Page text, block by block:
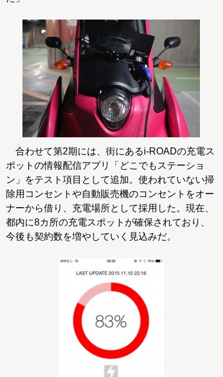
合わせて第2期には、街にあるi-ROADの充電ス
ポットの情報配信アプリ「どこでもステーショ
ン」をテスト項目として追加。使われていない掃
除用コンセントや自動販売機のコンセントをオー
ナーから借り、充電場所として採用した。現在、
都内に8カ所の充電スポットが確保されており、
今後も契約数を増やしていく見込みだ。